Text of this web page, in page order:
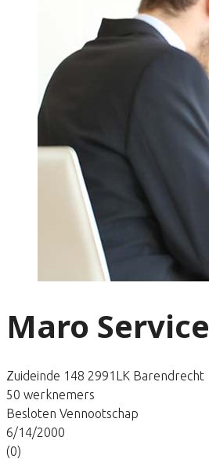
Maro Service
Zuideinde 148 2991LK Barendrecht
50 werknemers
Besloten Vennootschap
6/14/2000
(0)